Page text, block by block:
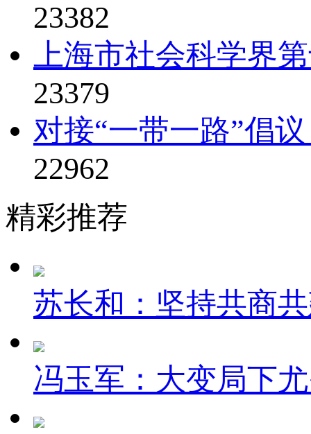
23382
上海市社会科学界
23379
对接“一带一路”倡
22962
精彩推荐
苏长和：坚持共商
冯玉军：大变局下